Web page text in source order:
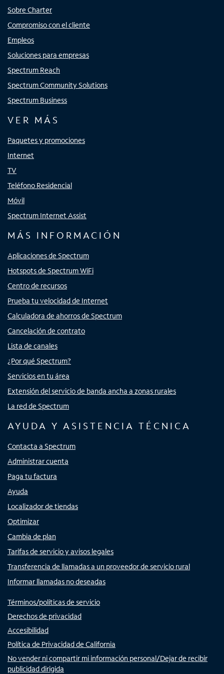
Sobre Charter
Compromiso con el cliente
Empleos
Soluciones para empresas
Spectrum Reach
Spectrum Community Solutions
Spectrum Business
VER MÁS
Paquetes y promociones
Internet
TV
Teléfono Residencial
Móvil
Spectrum Internet Assist
MÁS INFORMACIÓN
Aplicaciones de Spectrum
Hotspots de Spectrum WiFi
Centro de recursos
Prueba tu velocidad de Internet
Calculadora de ahorros de Spectrum
Cancelación de contrato
Lista de canales
¿Por qué Spectrum?
Servicios en tu área
Extensión del servicio de banda ancha a zonas rurales
La red de Spectrum
AYUDA Y ASISTENCIA TÉCNICA
Contacta a Spectrum
Administrar cuenta
Paga tu factura
Ayuda
Localizador de tiendas
Optimizar
Cambia de plan
Tarifas de servicio y avisos legales
Transferencia de llamadas a un proveedor de servicio rural
Informar llamadas no deseadas
Términos/políticas de servicio
Derechos de privacidad
Accesibilidad
Política de Privacidad de California
No vender ni compartir mi información personal/Dejar de recibir
publicidad dirigida